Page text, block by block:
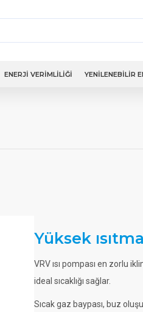
ENERJI VERIMLILIĞI YENILENEBILIR
Yüksek
VRV ısı pompası en zorlu
ideal sıcaklığı sağlar.
Sıcak gaz baypası, buz